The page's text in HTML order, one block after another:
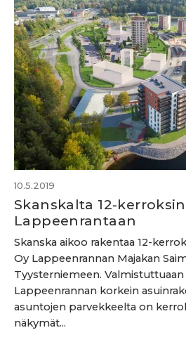
10.5.2019
Skanskalta 12-
Lappeenrantaan
Skanska aikoo rakentaa 12-
Oy Lappeenrannan Majakan
Tyysterniemeen. Valmistuttuaan
Lappeenrannan korkein
asuntojen parvekkeelta on
näkymät...